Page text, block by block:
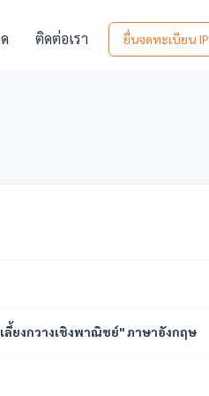
ติดต่อเรา ยื่นจดทะเบียน IP
ลี้ยงกวางเชิงพาณิชย์" ภาษาอังกฤษ